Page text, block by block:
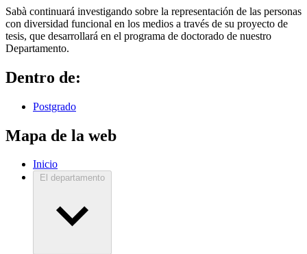
Sabà continuará investigando sobre la representación de las personas
con diversidad funcional en los medios a través de su proyecto de
tesis, que desarrollará en el programa de doctorado de nuestro
Departamento.
Dentro de:
Postgrado
Mapa de la web
Inicio
El departamento